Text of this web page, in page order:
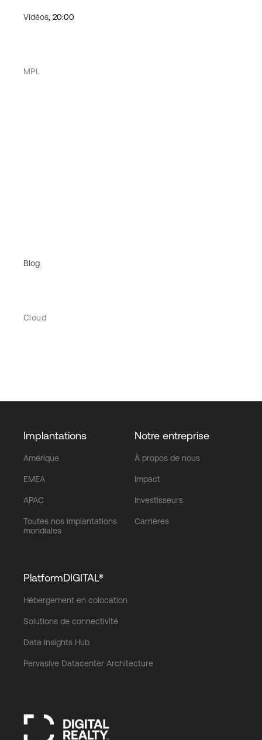
Vidéos, 20:00
MPL
Blog
Cloud
Implantations
Amérique
EMEA
APAC
Toutes nos implantations
mondiales
Notre entreprise
À propos de nous
Impact
Investisseurs
Carrières
PlatformDIGITAL®
Hébergement en colocation
Solutions de connectivité
Data Insights Hub
Pervasive Datacenter Architecture